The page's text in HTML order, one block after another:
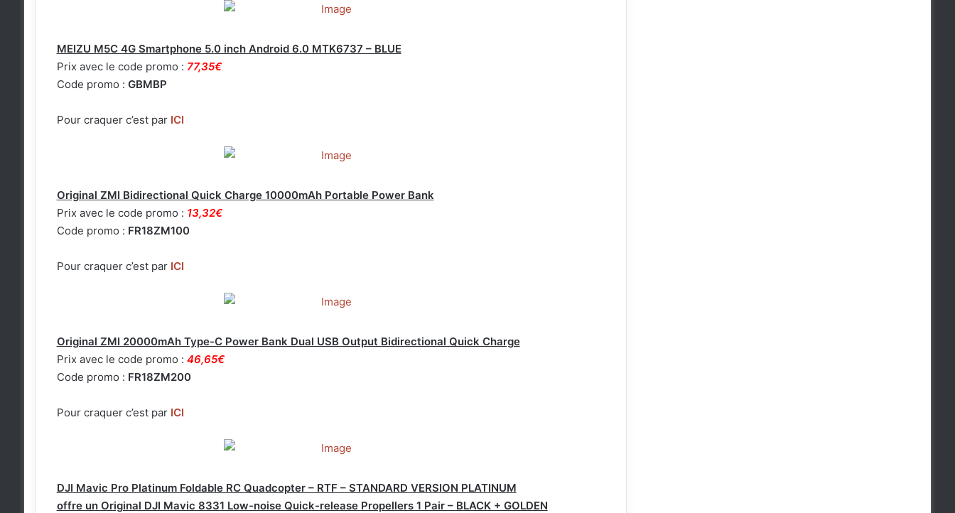
MEIZU M5C 4G Smartphone 5.0 inch Android 6.0 MTK6737 – BLUE
Prix avec le code promo : 77,35€
Code promo : GBMBP
Pour craquer c’est par ICI
Original ZMI Bidirectional Quick Charge 10000mAh Portable Power Bank
Prix avec le code promo : 13,32€
Code promo : FR18ZM100
Pour craquer c’est par ICI
Original ZMI 20000mAh Type-C Power Bank Dual USB Output Bidirectional Quick Charge
Prix avec le code promo : 46,65€
Code promo : FR18ZM200
Pour craquer c’est par ICI
DJI Mavic Pro Platinum Foldable RC Quadcopter – RTF – STANDARD VERSION PLATINUM
offre un Original DJI Mavic 8331 Low-noise Quick-release Propellers 1 Pair – BLACK + GOLDEN